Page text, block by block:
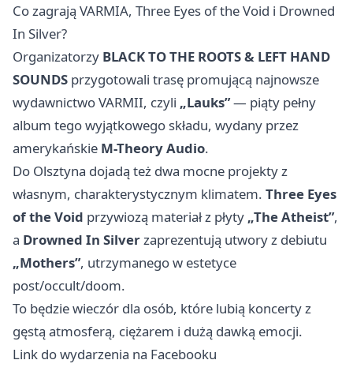
Co zagrają VARMIA, Three Eyes of the Void i Drowned
In Silver?
Organizatorzy BLACK TO THE ROOTS & LEFT HAND
SOUNDS przygotowali trasę promującą najnowsze
wydawnictwo VARMII, czyli „Lauks”— piąty pełny
album tego wyjątkowego składu, wydany przez
amerykańskie M-Theory Audio.
Do Olsztyna dojadą też dwa mocne projekty z
własnym, charakterystycznym klimatem. Three Eyes
of the Void przywiozą materiał z płyty „The Atheist”,
a Drowned In Silverzaprezentują utwory z debiutu
„Mothers”, utrzymanego w estetyce
post/occult/doom.
To będzie wieczór dla osób, które lubią koncerty z
gęstą atmosferą, ciężarem i dużą dawką emocji.
Link do wydarzenia na Facebooku